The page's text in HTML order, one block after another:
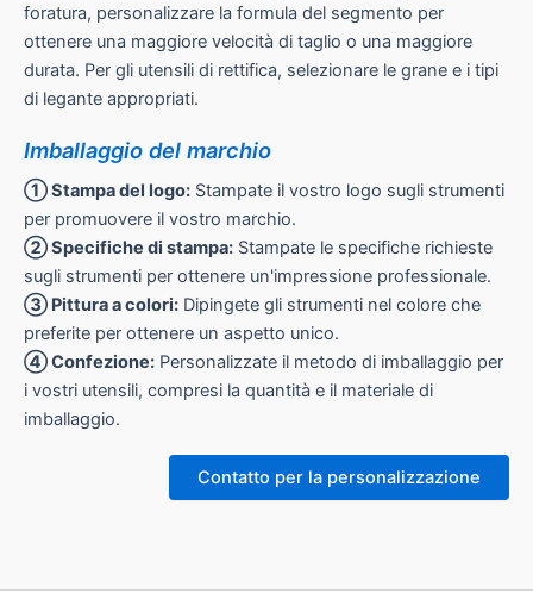
foratura, personalizzare la formula del segmento per
ottenere una maggiore velocità di taglio o una maggiore
durata. Per gli utensili di rettifica, selezionare le grane e i tipi
di legante appropriati.
Imballaggio del marchio
① Stampa del logo: Stampate il vostro logo sugli strumenti
per promuovere il vostro marchio.
② Specifiche di stampa: Stampate le specifiche richieste
sugli strumenti per ottenere un'impressione professionale.
③ Pittura a colori: Dipingete gli strumenti nel colore che
preferite per ottenere un aspetto unico.
④ Confezione: Personalizzate il metodo di imballaggio per
i vostri utensili, compresi la quantità e il materiale di
imballaggio.
Contatto per la personalizzazione